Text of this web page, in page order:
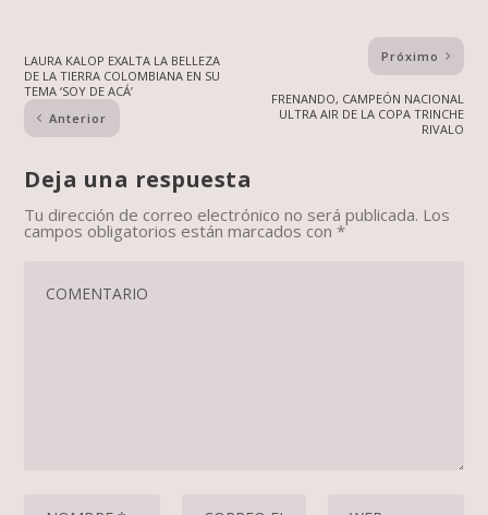
LAURA KALOP EXALTA LA BELLEZA
DE LA TIERRA COLOMBIANA EN SU
TEMA ‘SOY DE ACÁ’
Anterior
Próximo
FRENANDO, CAMPEÓN NACIONAL
ULTRA AIR DE LA COPA TRINCHE
RIVALO
Deja una respuesta
Tu dirección de correo electrónico no será publicada. Los
campos obligatorios están marcados con*